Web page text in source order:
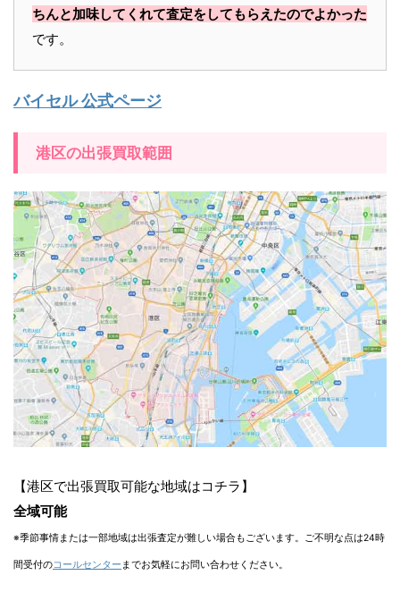
ちんと加味してくれて査定をしてもらえたのでよかった
です。
バイセル 公式ページ
港区の出張買取範囲
【港区で出張買取可能な地域はコチラ】
全域可能
※季節事情または一部地域は出張査定が難しい場合もございます。ご不明な点は24時
間受付のコールセンター までお気軽にお問い合わせください。